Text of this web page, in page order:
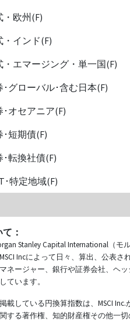
・欧州(F)
・インド(F)
・エマージング・単一国(F)
･グローバル･含む日本(F)
･オセアニア(F)
･短期債(F)
･転換社債(F)
･特定地域(F)
：
Stanley Capital International（
Incによって日々、算出、公表
ネージャー、銀行や証券会社、ヘ
ています。
載している円換算指数は、MSCI
関する著作権、知的財産権その他一切